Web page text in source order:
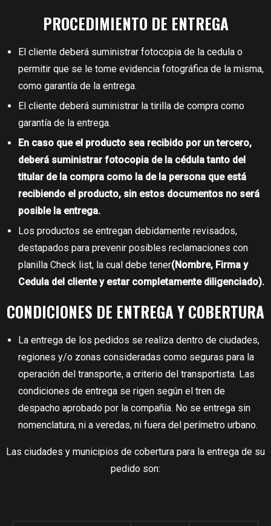
PROCEDIMIENTO DE ENTREGA
El cliente deberá suministrar fotocopia de la cedula o
permitir que se le tome evidencia fotográfica de la misma,
como garantía de la entrega.
El cliente deberá suministrar la tirilla de compra como
garantía de la entrega.
En caso que el producto sea recibido por un tercero,
deberá suministrar fotocopia de la cédula tanto del
titular de la compra como la de la persona que está
recibiendo el producto, sin estos documentos no será
posible la entrega.
Los productos se entregan debidamente revisados,
destapados para prevenir posibles reclamaciones con
planilla Check list, la cual debe tener(Nombre, Firma y
Cedula del cliente y estar completamente diligenciado).
CONDICIONES DE ENTREGA Y COBERTURA
La entrega de los pedidos se realiza dentro de ciudades,
regiones y/o zonas consideradas como seguras para la
operación del transporte, a criterio del transportista. Las
condiciones de entrega se rigen según el tren de
despacho aprobado por la compañía. No se entrega sin
nomenclatura, ni a veredas, ni fuera del perímetro urbano.
Las ciudades y municipios de cobertura para la entrega de su
pedido son: